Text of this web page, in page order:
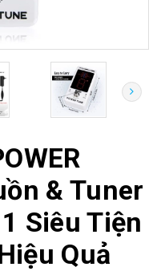
& Tuner
Siêu Tiện
Quả